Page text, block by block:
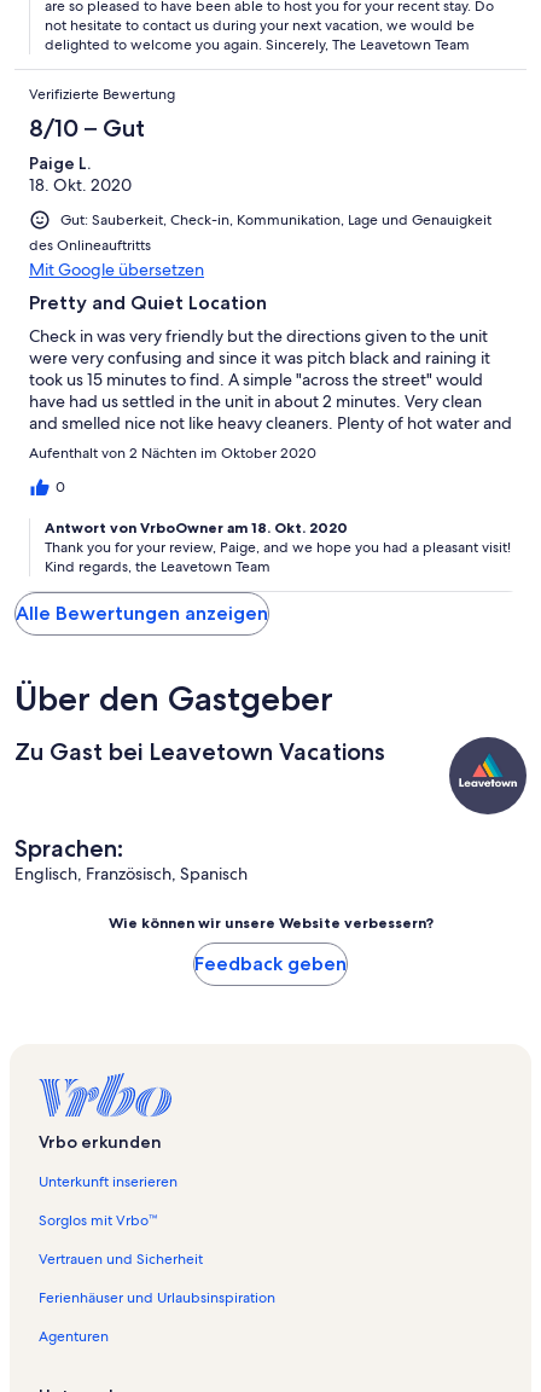
are so pleased to have been able to host you for your recent stay. Do
not hesitate to contact us during your next vacation, we would be
delighted to welcome you again. Sincerely, The Leavetown Team
Verifizierte Bewertung
8/10 – Gut
Paige L.
18. Okt. 2020
Gut: Sauberkeit, Check-in, Kommunikation, Lage und Genauigkeit
des Onlineauftritts
Mit Google übersetzen
Pretty and Quiet Location
Check in was very friendly but the directions given to the unit
were very confusing and since it was pitch black and raining it
took us 15 minutes to find. A simple "across the street" would
have had us settled in the unit in about 2 minutes. Very clean
and smelled nice not like heavy cleaners. Plenty of hot water and
quiet unit. Great deck and table. Very convenient to all our
Aufenthalt von 2 Nächten im Oktober 2020
0
Antwort von VrboOwner am 18. Okt. 2020
Thank you for your review, Paige, and we hope you had a pleasant visit!
Kind regards, the Leavetown Team
Alle Bewertungen anzeigen
Über den Gastgeber
Zu Gast bei Leavetown Vacations
Sprachen:
Englisch, Französisch, Spanisch
Wie können wir unsere Website verbessern?
Feedback geben
Vrbo erkunden
Unterkunft inserieren
Sorglos mit Vrbo™
Vertrauen und Sicherheit
Ferienhäuser und Urlaubsinspiration
Agenturen